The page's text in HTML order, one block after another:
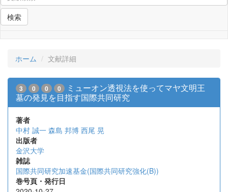
検索
ホーム 文献詳細
3 0 0 0
ミューオン透視法を使ってマヤ文明王
墓の発見を目指す国際共同研究
著者
中村 誠一 森島 邦博 西尾 晃
出版者
金沢大学
雑誌
国際共同研究加速基金(国際共同研究強化(B))
巻号頁・発行日